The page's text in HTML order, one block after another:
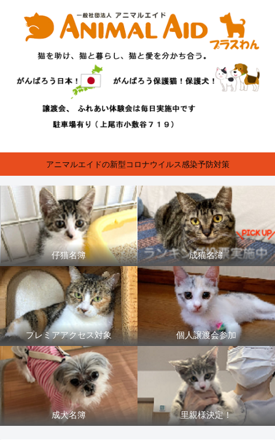
アニマルエイドの新型コロナウイルス感染予防対策
仔猫名簿 成猫名簿
プレミアアクセス対象 個人譲渡会参加
成犬名簿 里親様決定！